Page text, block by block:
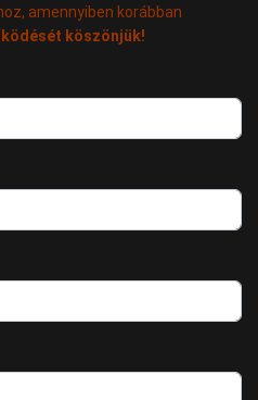
amennyiben korábban
köszönjük!